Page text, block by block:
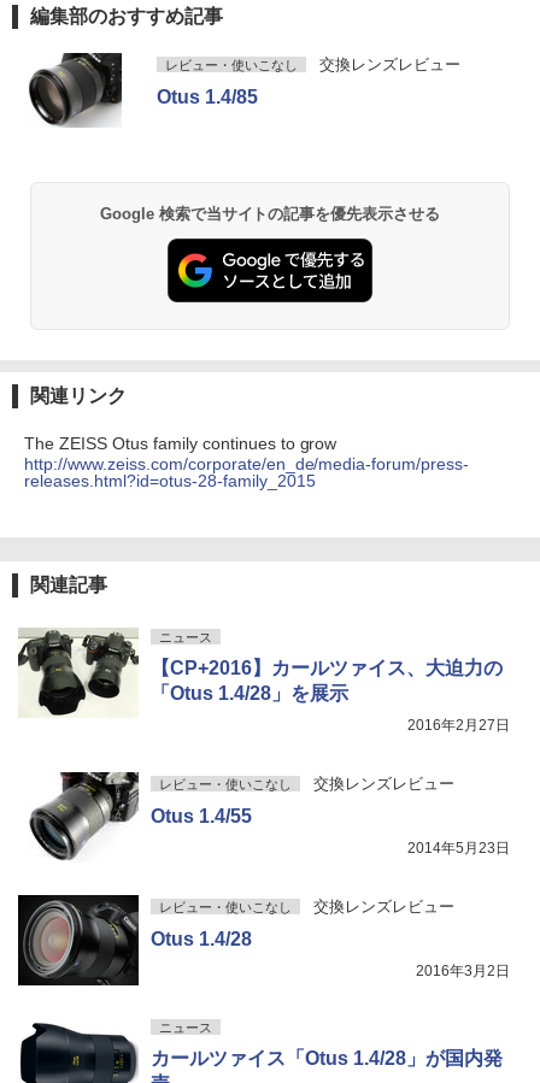
編集部のおすすめ記事
レビュー・使いこなし 交換レンズレビュー
Otus 1.4/85
Google 検索で当サイトの記事を優先表示させる
関連リンク
The ZEISS Otus family continues to grow
http://www.zeiss.com/corporate/en_de/media-forum/press-
releases.html?id=otus-28-family_2015
関連記事
ニュース
【CP+2016】カールツァイス、大迫力の
「Otus 1.4/28」を展示
2016年2月27日
レビュー・使いこなし 交換レンズレビュー
Otus 1.4/55
2014年5月23日
レビュー・使いこなし 交換レンズレビュー
Otus 1.4/28
2016年3月2日
ニュース
カールツァイス「Otus 1.4/28」が国内発